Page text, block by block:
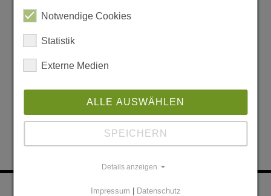
FAMILIE LOESER
KONTAKT
Notwendige Cookies
Statistik
Externe Medien
ALLE AUSWÄHLEN
SPEICHERN
Details anzeigen
Impressum Datenschutz